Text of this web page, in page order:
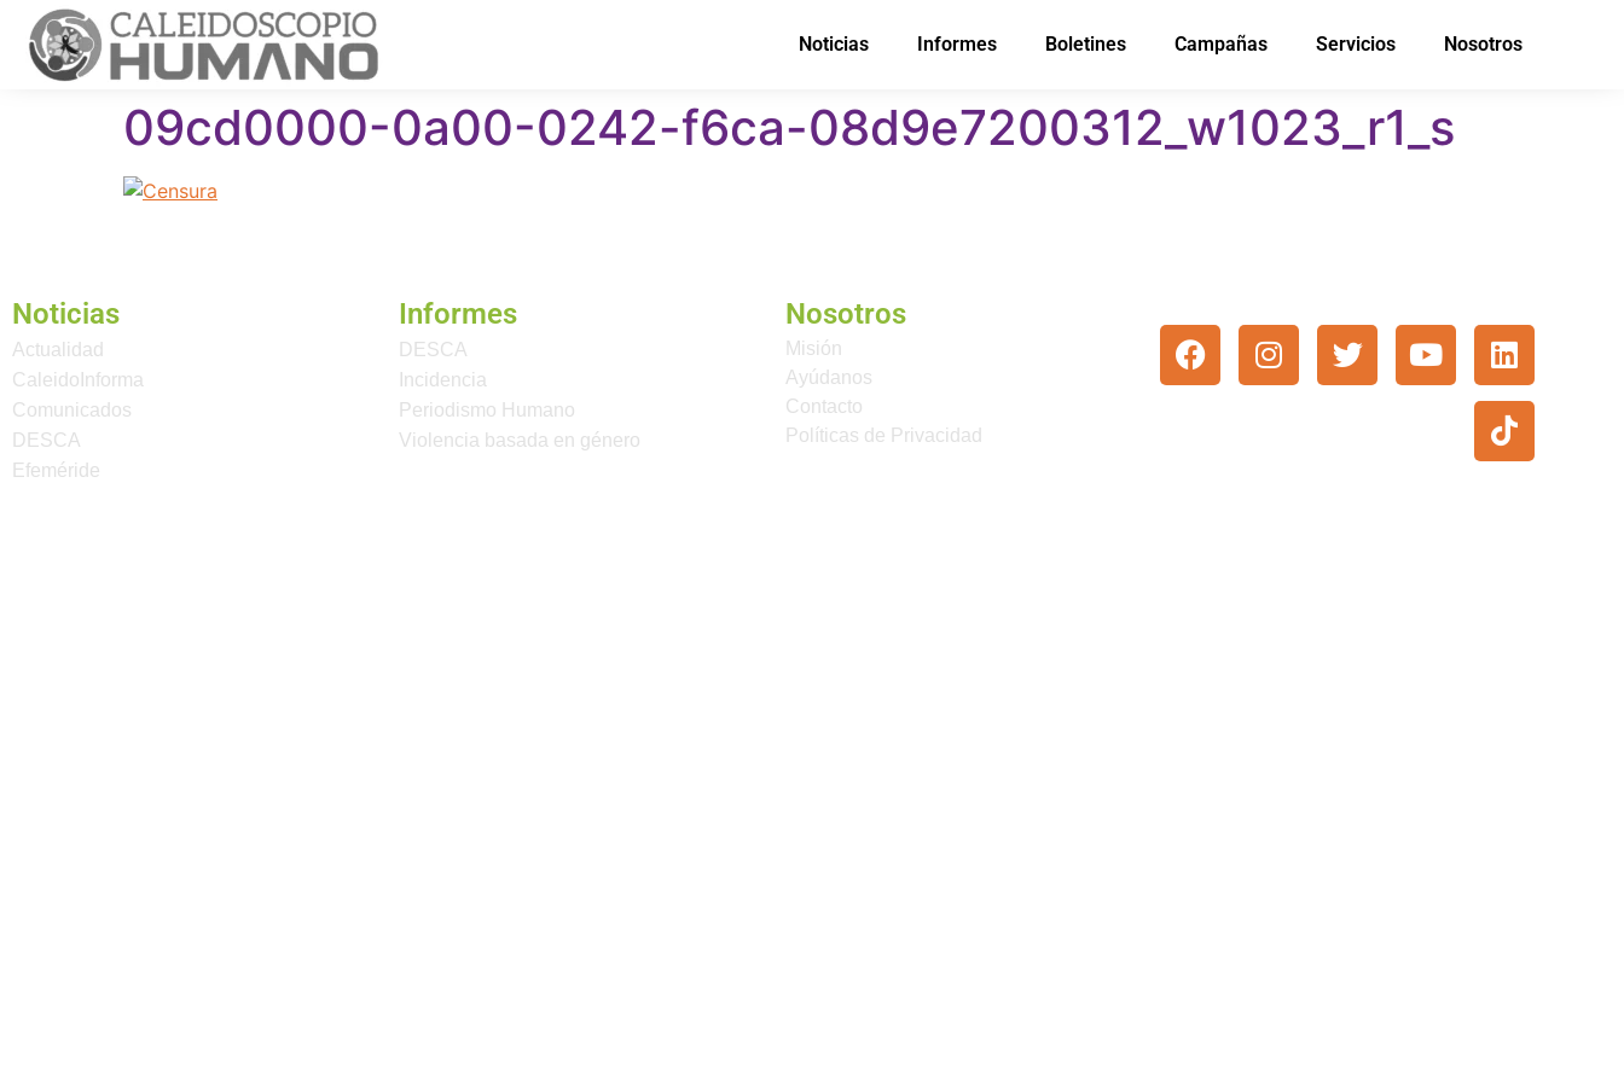
Noticias Informes Boletines Campañas Servicios Nosotros
09cd0000-0a00-0242-f6ca-08d9e7200312_w1023_r1_s
Noticias
Actualidad
CaleidoInforma
Comunicados
DESCA
Efeméride
Informes
DESCA
Incidencia
Periodismo Humano
Violencia basada en género
Nosotros
Misión
Ayúdanos
Contacto
Políticas de Privacidad